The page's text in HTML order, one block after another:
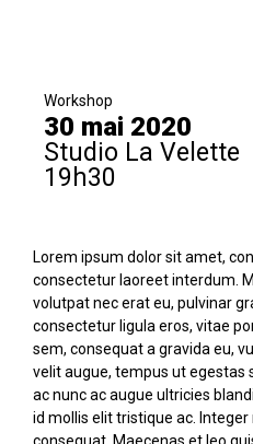
Workshop
30 mai 2020
Studio La Velette
19h30
Lorem ipsum dolor sit amet,
consectetur laoreet interdum.
volutpat nec erat eu, pulvinar
consectetur ligula eros, vitae
sem, consequat a gravida eu,
velit augue, tempus ut egestas
ac nunc ac augue ultricies
id mollis elit tristique ac.
consequat. Maecenas et leo